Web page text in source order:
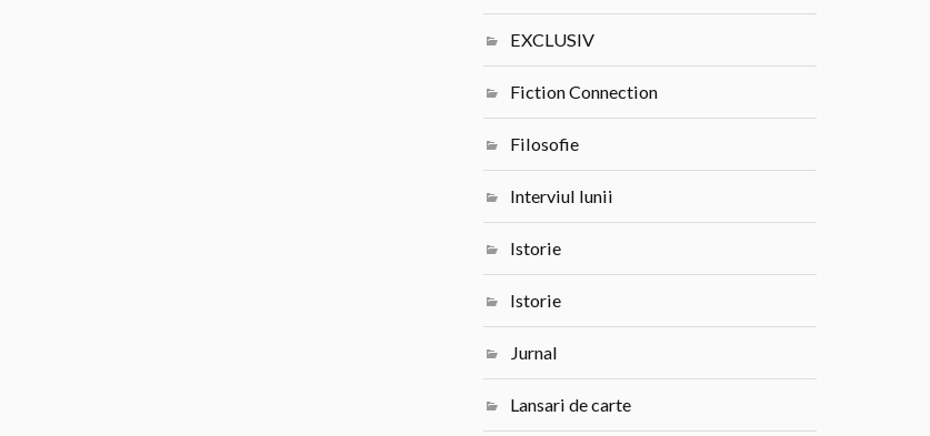
EXCLUSIV
Fiction Connection
Filosofie
Interviul lunii
Istorie
Istorie
Jurnal
Lansari de carte